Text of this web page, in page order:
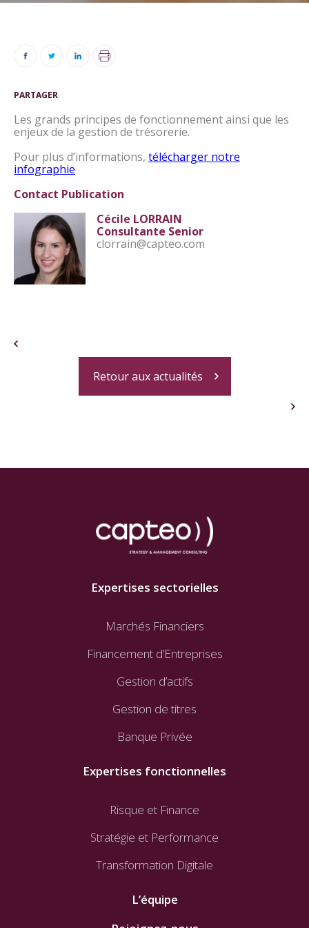
PARTAGER
Les grands principes de fonctionnement ainsi que les
enjeux de la gestion de trésorerie.
Pour plus d’informations, télécharger notre
infographie
Contact Publication
Cécile LORRAIN
Consultante Senior
clorrain@capteo.com
Retour aux actualités
Expertises sectorielles
Marchés Financiers
Financement d’Entreprises
Gestion d’actifs
Gestion de titres
Banque Privée
Expertises fonctionnelles
Risque et Finance
Stratégie et Performance
Transformation Digitale
L’équipe